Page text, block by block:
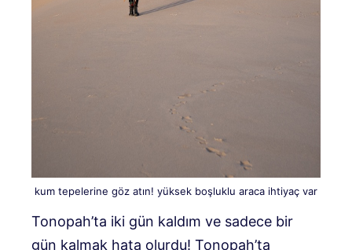
kum tepelerine göz atın! yüksek boşluklu araca ihtiyaç var
Tonopah’ta iki gün kaldım ve sadece bir
gün kalmak hata olurdu! Tonopah’ta